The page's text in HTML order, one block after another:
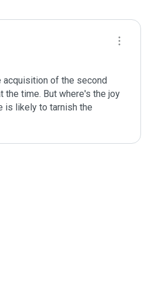
acquisition of the second
the time. But where's the joy
is likely to tarnish the